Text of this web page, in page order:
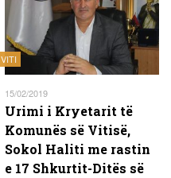
VITI
15/02/2019
Urimi i Kryetarit të
Komunës së Vitisë,
Sokol Haliti me rastin
e 17 Shkurtit-Ditës së